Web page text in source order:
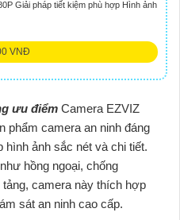
Giải pháp tiết kiệm phù hợp Hình ảnh
VNĐ
ưu điểm Camera EZVIZ
phẩm camera an ninh đáng
ảnh sắc nét và chi tiết.
hồng ngoại, chống
camera này thích hợp
sát an ninh cao cấp.